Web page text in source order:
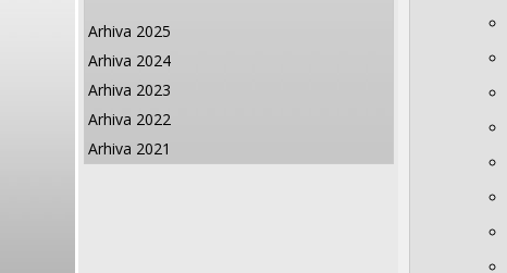
Arhiva 2025
Arhiva 2024
Arhiva 2023
Arhiva 2022
Arhiva 2021